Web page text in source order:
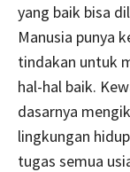
yang baik bisa
Manusia punya
tindakan untuk
hal-hal baik.
dasarnya
lingkungan
tugas semua